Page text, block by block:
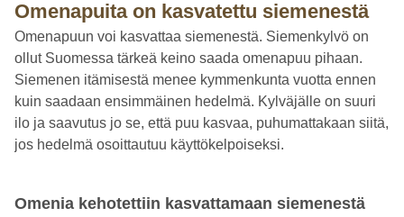
Omenapuita on kasvatettu siemenestä
Omenapuun voi kasvattaa siemenestä. Siemenkylvö on
ollut Suomessa tärkeä keino saada omenapuu pihaan.
Siemenen itämisestä menee kymmenkunta vuotta ennen
kuin saadaan ensimmäinen hedelmä. Kylväjälle on suuri
ilo ja saavutus jo se, että puu kasvaa, puhumattakaan siitä,
jos hedelmä osoittautuu käyttökelpoiseksi.
Omenia kehotettiin kasvattamaan siemenestä